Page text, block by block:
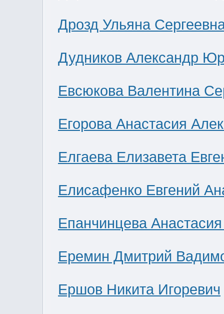
Дрозд Ульяна
Дудников Александр
Евсюкова Валентина
Егорова Анастасия
Елгаева Елизавета
Елисафенко Евгений
Епанчинцева
Еремин Дмитрий
Ершов Никита Игоревич